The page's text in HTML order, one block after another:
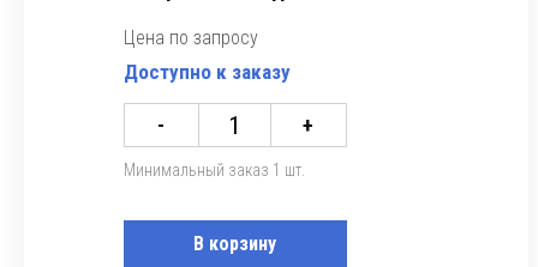
Цена по запросу
Доступно к заказу
- +
Минимальный заказ 1 шт.
В корзину